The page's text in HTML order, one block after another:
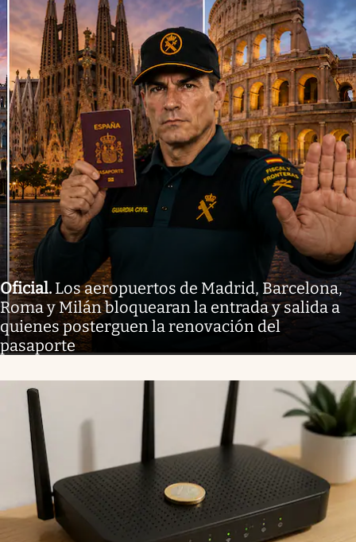
Oficial. Los aeropuertos de Madrid, Barcelona,
Roma y Milán bloquearan la entrada y salida a
quienes posterguen la renovación del
pasaporte